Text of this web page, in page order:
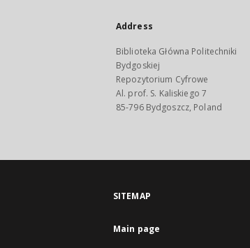
Address
Biblioteka Główna Politechniki
Bydgoskiej
Repozytorium Cyfrowe
Al. prof. S. Kaliskiego 7
85-796 Bydgoszcz, Poland
SITEMAP
Main page